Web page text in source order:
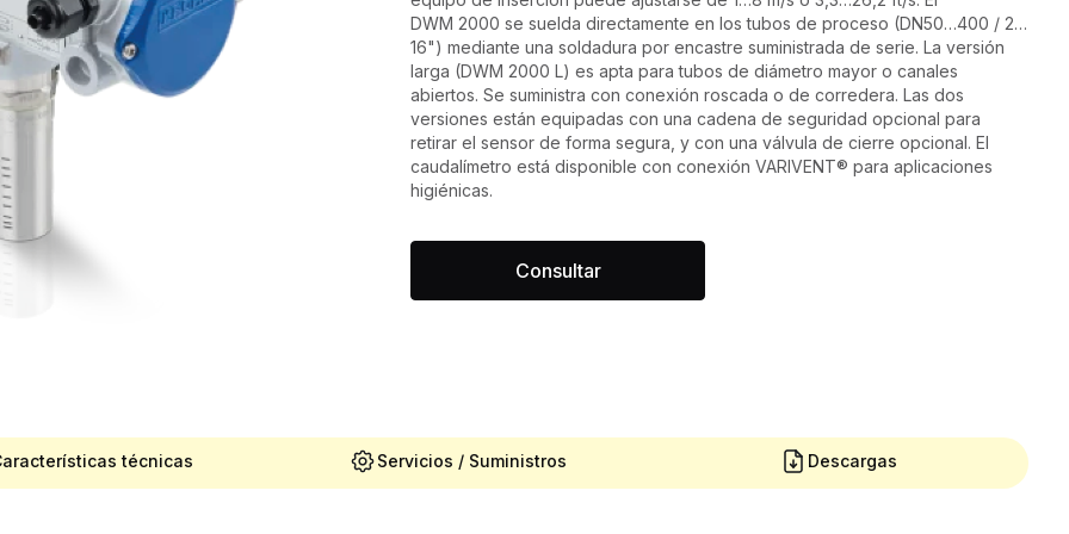
DWM 2000 se suelda directamente en los tubos de proceso (DN50…400 / 2…
16") mediante una soldadura por encastre suministrada de serie. La versión
larga (DWM 2000 L) es apta para tubos de diámetro mayor o canales
abiertos. Se suministra con conexión roscada o de corredera. Las dos
versiones están equipadas con una cadena de seguridad opcional para
retirar el sensor de forma segura, y con una válvula de cierre opcional. El
caudalímetro está disponible con conexión VARIVENT® para aplicaciones
higiénicas.
Consultar
técnicas Servicios / Suministros Descargas